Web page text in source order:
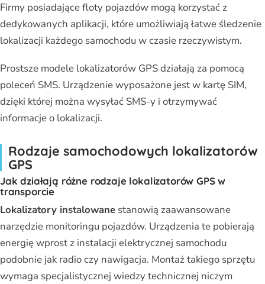
Firmy posiadające floty pojazdów mogą korzystać z
dedykowanych aplikacji, które umożliwiają łatwe śledzenie
lokalizacji każdego samochodu w czasie rzeczywistym.
Prostsze modele lokalizatorów GPS działają za pomocą
poleceń SMS. Urządzenie wyposażone jest w kartę SIM,
dzięki której można wysyłać SMS-y i otrzymywać
informacje o lokalizacji.
Rodzaje samochodowych lokalizatorów
GPS
Jak działają różne rodzaje lokalizatorów GPS w
transporcie
Lokalizatory instalowane stanowią zaawansowane
narzędzie monitoringu pojazdów. Urządzenia te pobierają
energię wprost z instalacji elektrycznej samochodu
podobnie jak radio czy nawigacja. Montaż takiego sprzętu
wymaga specjalistycznej wiedzy technicznej niczym